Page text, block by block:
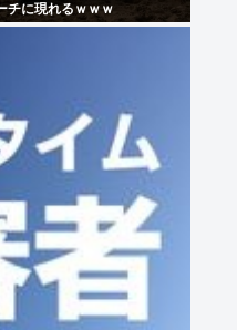
チに現れるｗｗｗ